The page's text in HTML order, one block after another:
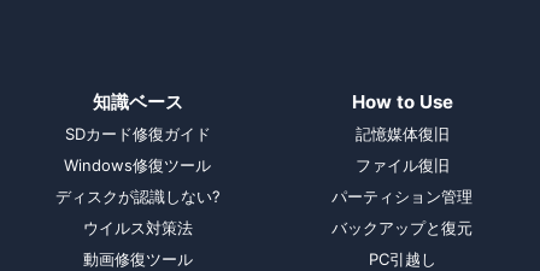
知識ベース
SDカード修復ガイド
Windows修復ツール
ディスクが認識しない?
ウイルス対策法
動画修復ツール
How to Use
記憶媒体復旧
ファイル復旧
パーティション管理
バックアップと復元
PC引越し